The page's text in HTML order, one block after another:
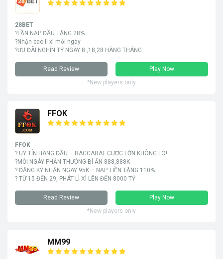
28BET
?LẦN NẠP ĐẦU TẶNG 28%
?Nhận bao lì xì mỗi ngày
?ƯU ĐÃI NGHÌN TỶ NGÀY 8 ,18,28 HÀNG THÁNG
Read Review
Play Now
*New players only
FFOK
FFOK
? UY TÍN HÀNG ĐẦU – BACCARAT CƯỢC LỚN KHÔNG LO!
?MỖI NGÀY PHẦN THƯỞNG BÍ ẨN 888,888K
? ĐĂNG KÝ NHẬN NGAY 95K – NẠP TIỀN TẶNG 110%
? TỪ 15 ĐẾN 29, PHÁT LÌ XÌ LÊN ĐẾN 8000 TỶ
Read Review
Play Now
*New players only
MM99